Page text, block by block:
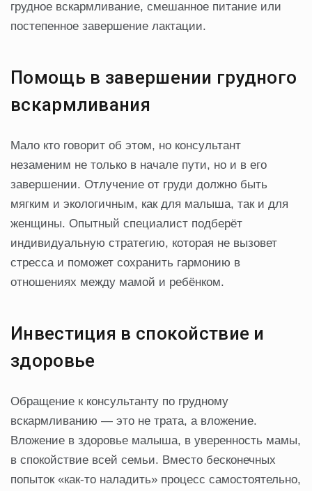
грудное вскармливание, смешанное питание или
постепенное завершение лактации.
Помощь в завершении грудного
вскармливания
Мало кто говорит об этом, но консультант
незаменим не только в начале пути, но и в его
завершении. Отлучение от груди должно быть
мягким и экологичным, как для малыша, так и для
женщины. Опытный специалист подберёт
индивидуальную стратегию, которая не вызовет
стресса и поможет сохранить гармонию в
отношениях между мамой и ребёнком.
Инвестиция в спокойствие и
здоровье
Обращение к консультанту по грудному
вскармливанию — это не трата, а вложение.
Вложение в здоровье малыша, в уверенность мамы,
в спокойствие всей семьи. Вместо бесконечных
попыток «как-то наладить» процесс самостоятельно,